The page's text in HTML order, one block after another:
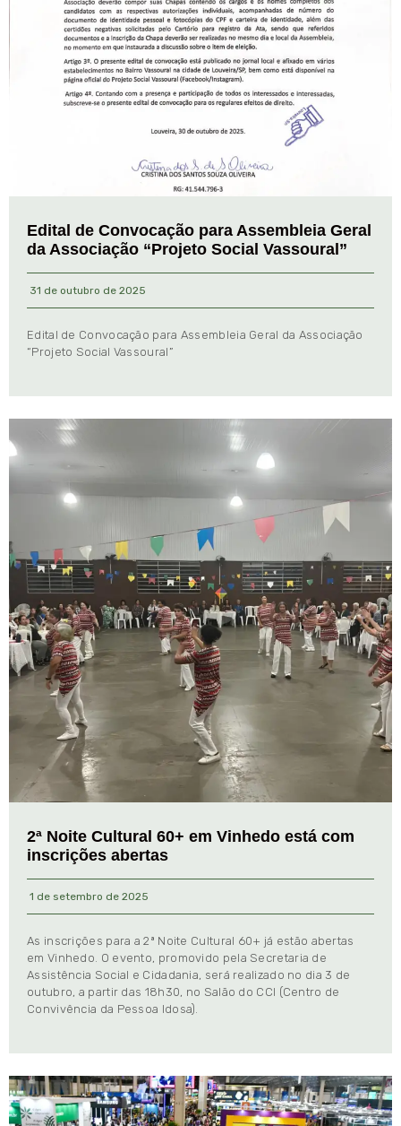
Edital de Convocação para Assembleia Geral
da Associação “Projeto Social Vassoural”
31 de outubro de 2025
Edital de Convocação para Assembleia Geral da Associação
“Projeto Social Vassoural”
2ª Noite Cultural 60+ em Vinhedo está com
inscrições abertas
1 de setembro de 2025
As inscrições para a 2ª Noite Cultural 60+ já estão abertas
em Vinhedo. O evento, promovido pela Secretaria de
Assistência Social e Cidadania, será realizado no dia 3 de
outubro, a partir das 18h30, no Salão do CCI (Centro de
Convivência da Pessoa Idosa).